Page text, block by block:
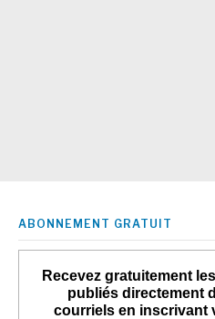
ABONNEMENT GRATUIT
Recevez gratuitement
publiés directement
courriels en inscrivant